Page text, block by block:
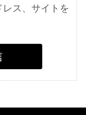
ス、サイトを